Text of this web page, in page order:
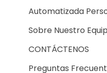
Automatizada
Sobre Nuestro
CONTÁCTENOS
Preguntas